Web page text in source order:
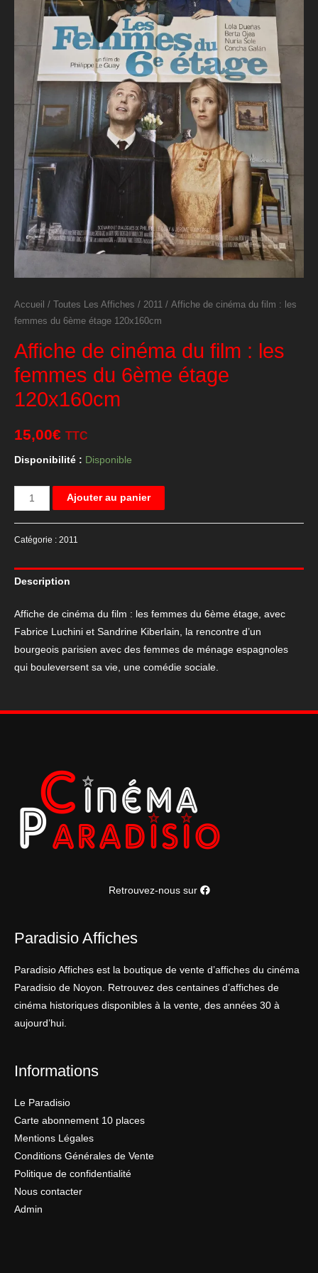
Accueil / Toutes Les Affiches / 2011 / Affiche de cinéma du film : les
femmes du 6ème étage 120x160cm
Affiche de cinéma du film : les
femmes du 6ème étage
120x160cm
15,00€ TTC
Disponibilité : Disponible
quantité
de
cinéma
du
:
les
femmes
du
Ajouter au panier
Catégorie : 2011
Description
Affiche de cinéma du film : les femmes du 6ème étage, avec
Fabrice Luchini et Sandrine Kiberlain , la rencontre d’un
bourgeois parisien avec des femmes de ménage espagnoles
qui bouleversent sa vie, une comédie sociale.
Retrouvez-nous sur
Paradisio Affiches
Paradisio Affiches est la boutique de vente d’affiches du cinéma
Paradisio de Noyon. Retrouvez des centaines d’affiches de
cinéma historiques disponibles à la vente, des années 30 à
aujourd’hui.
Informations
Le Paradisio
Carte abonnement 10 places
Mentions Légales
Conditions Générales de Vente
Politique de confidentialité
Nous contacter
Admin